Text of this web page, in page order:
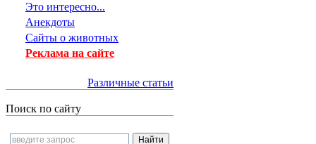
Это интересно...
Анекдоты
Сайты о животных
Реклама на сайте
Различные статьи
Поиск по сайту